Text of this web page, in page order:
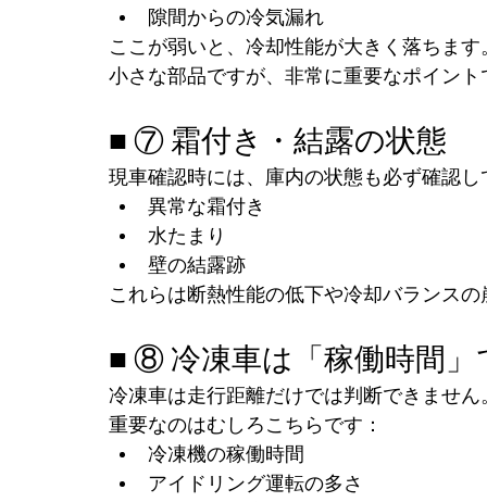
隙間からの冷気漏れ
ここが弱いと、冷却性能が大きく落ちます
小さな部品ですが、非常に重要なポイント
■ ⑦ 霜付き・結露の状態
現車確認時には、庫内の状態も必ず確認し
異常な霜付き
水たまり
壁の結露跡
これらは断熱性能の低下や冷却バランス
■ ⑧ 冷凍車は「稼働時間」
冷凍車は走行距離だけでは判断できません
重要なのはむしろこちらです：
冷凍機の稼働時間
アイドリング運転の多さ